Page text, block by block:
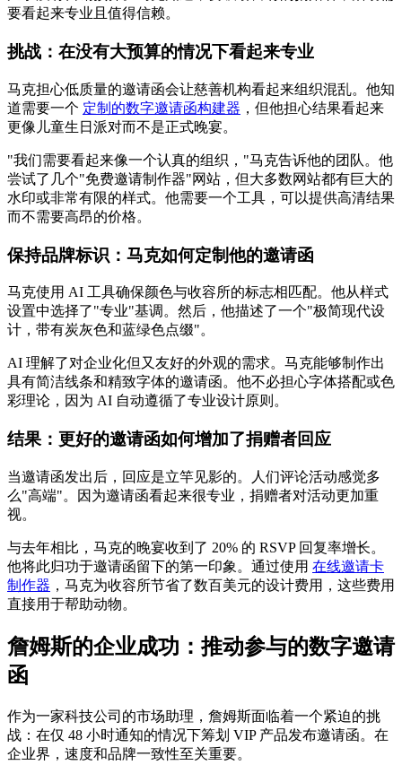
要看起来专业且值得信赖。
挑战：在没有大预算的情况下看起来专业
马克担心低质量的邀请函会让慈善机构看起来组织混乱。他知
道需要一个 定制的数字邀请函构建器 ，但他担心结果看起来
更像儿童生日派对而不是正式晚宴。
"我们需要看起来像一个认真的组织，"马克告诉他的团队。他
尝试了几个"免费邀请制作器"网站，但大多数网站都有巨大的
水印或非常有限的样式。他需要一个工具，可以提供高清结果
而不需要高昂的价格。
保持品牌标识：马克如何定制他的邀请函
马克使用 AI 工具确保颜色与收容所的标志相匹配。他从样式
设置中选择了"专业"基调。然后，他描述了一个"极简现代设
计，带有炭灰色和蓝绿色点缀"。
AI 理解了对企业化但又友好的外观的需求。马克能够制作出
具有简洁线条和精致字体的邀请函。他不必担心字体搭配或色
彩理论，因为 AI 自动遵循了专业设计原则。
结果：更好的邀请函如何增加了捐赠者回应
当邀请函发出后，回应是立竿见影的。人们评论活动感觉多
么"高端"。因为邀请函看起来很专业，捐赠者对活动更加重
视。
与去年相比，马克的晚宴收到了 20% 的 RSVP 回复率增长。
他将此归功于邀请函留下的第一印象。通过使用 在线邀请卡
制作器 ，马克为收容所节省了数百美元的设计费用，这些费用
直接用于帮助动物。
詹姆斯的企业成功：推动参与的数字邀请
函
作为一家科技公司的市场助理，詹姆斯面临着一个紧迫的挑
战：在仅 48 小时通知的情况下筹划 VIP 产品发布邀请函。在
企业界，速度和品牌一致性至关重要。